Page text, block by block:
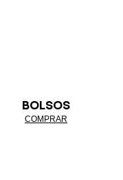
BOLSOS
COMPRAR